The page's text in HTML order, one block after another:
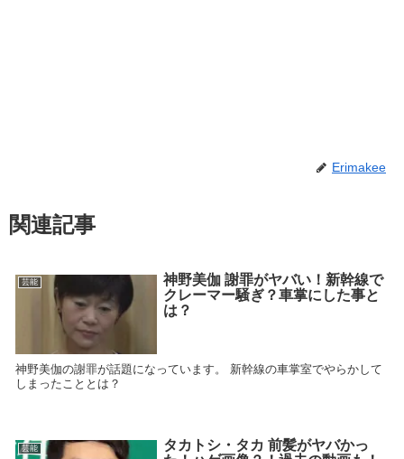
Erimakee
関連記事
芸能
神野美伽 謝罪がヤバい！新幹線で
クレーマー騒ぎ？車掌にした事と
は？
神野美伽の謝罪が話題になっています。 新幹線の車掌室でやらかして
しまったこととは？
芸能
タカトシ・タカ 前髪がヤバかっ